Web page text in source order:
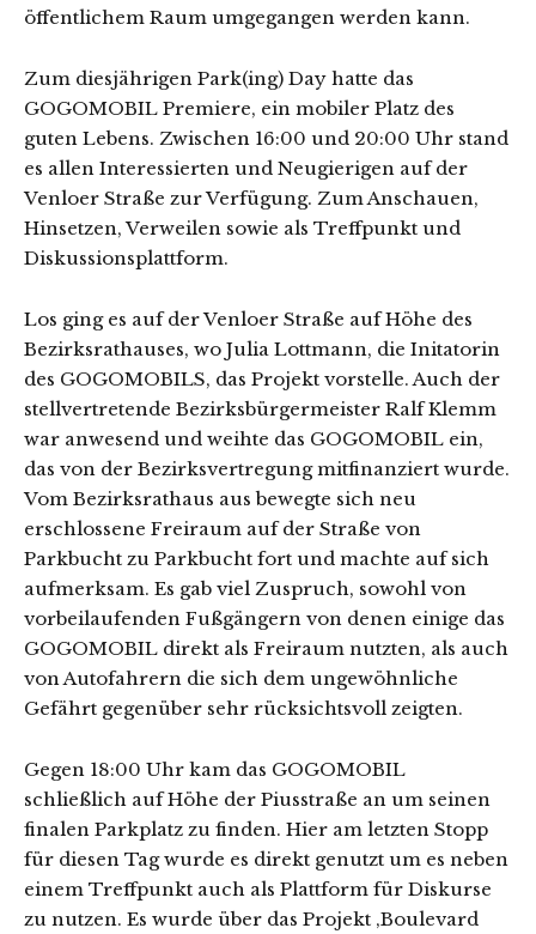
öffentlichem Raum umgegangen werden kann.
Zum diesjährigen Park(ing) Day hatte das
GOGOMOBIL Premiere, ein mobiler Platz des
guten Lebens. Zwischen 16:00 und 20:00 Uhr stand
es allen Interessierten und Neugierigen auf der
Venloer Straße zur Verfügung. Zum Anschauen,
Hinsetzen, Verweilen sowie als Treffpunkt und
Diskussionsplattform.
Los ging es auf der Venloer Straße auf Höhe des
Bezirksrathauses, wo Julia Lottmann, die Initatorin
des GOGOMOBILS, das Projekt vorstelle. Auch der
stellvertretende Bezirksbürgermeister Ralf Klemm
war anwesend und weihte das GOGOMOBIL ein,
das von der Bezirksvertregung mitfinanziert wurde.
Vom Bezirksrathaus aus bewegte sich neu
erschlossene Freiraum auf der Straße von
Parkbucht zu Parkbucht fort und machte auf sich
aufmerksam. Es gab viel Zuspruch, sowohl von
vorbeilaufenden Fußgängern von denen einige das
GOGOMOBIL direkt als Freiraum nutzten, als auch
von Autofahrern die sich dem ungewöhnliche
Gefährt gegenüber sehr rücksichtsvoll zeigten.
Gegen 18:00 Uhr kam das GOGOMOBIL
schließlich auf Höhe der Piusstraße an um seinen
finalen Parkplatz zu finden. Hier am letzten Stopp
für diesen Tag wurde es direkt genutzt um es neben
einem Treffpunkt auch als Plattform für Diskurse
zu nutzen. Es wurde über das Projekt ‚Boulevard